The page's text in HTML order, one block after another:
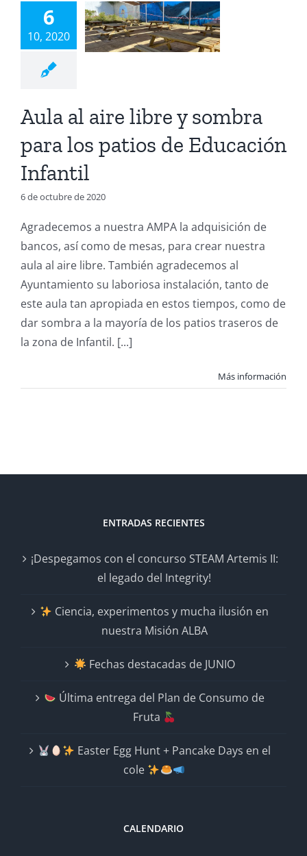
6
10, 2020
para
de
Diego Covid-
Aula al aire libre y sombra
para los patios de Educación
Infantil
6 de octubre de 2020
Agradecemos a nuestra AMPA la adquisición de
bancos, así como de mesas, para crear nuestra
aula al aire libre. También agradecemos al
Ayuntamiento su laboriosa instalación, tanto de
este aula tan apropiada en estos tiempos, como de
dar sombra a la mayoría de los patios traseros de
la zona de Infantil. [...]
Más información
ENTRADAS RECIENTES
¡Despegamos con el concurso STEAM Artemis II:
el legado del Integrity!
Ciencia, experimentos y mucha ilusión en
nuestra Misión ALBA
Fechas destacadas de JUNIO
Última entrega del Plan de Consumo de
Fruta
Easter Egg Hunt + Pancake Days en el
cole
CALENDARIO